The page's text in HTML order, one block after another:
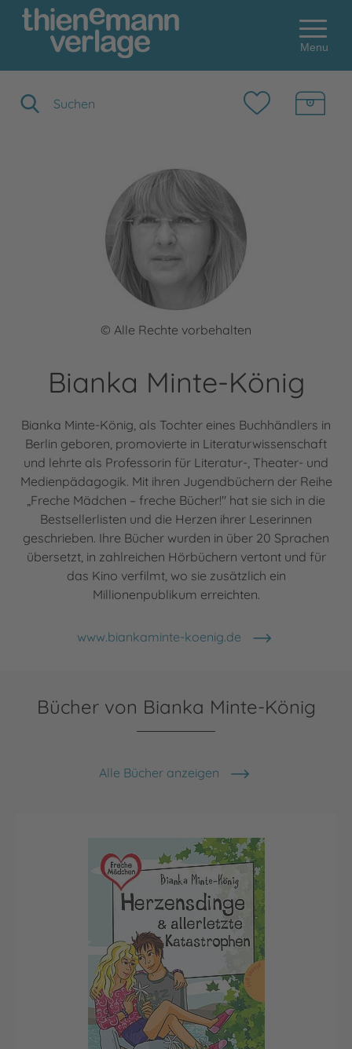
Menu
© Alle Rechte vorbehalten
Bianka Minte-König
Bianka Minte-König, als Tochter eines Buchhändlers in
Berlin geboren, promovierte in Literaturwissenschaft
und lehrte als Professorin für Literatur-, Theater- und
Medienpädagogik. Mit ihren Jugendbüchern der Reihe
„Freche Mädchen – freche Bücher!" hat sie sich in die
Bestsellerlisten und die Herzen ihrer Leserinnen
geschrieben. Ihre Bücher wurden in über 20 Sprachen
übersetzt, in zahlreichen Hörbüchern vertont und für
das Kino verfilmt, wo sie zusätzlich ein
Millionenpublikum erreichten.
www.biankaminte-koenig.de
Bücher von Bianka Minte-König
Alle Bücher anzeigen